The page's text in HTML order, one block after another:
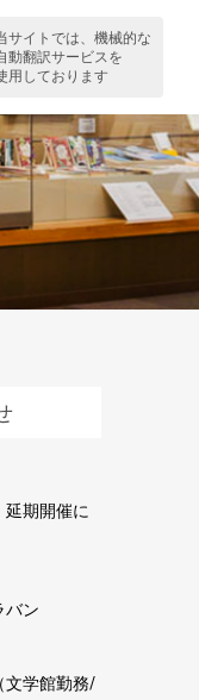
サイトでは、機械的な
動翻訳サービスを
用しております
期開催に
バン
文学館勤務/